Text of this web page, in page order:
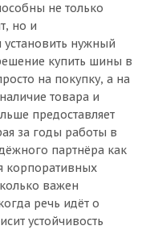
не только
но и
установить нужный
купить шины в
на покупку, а на
товара и
предоставляет
за годы работы в
партнёра как
корпоративных
важен
речь идёт о
устойчивость